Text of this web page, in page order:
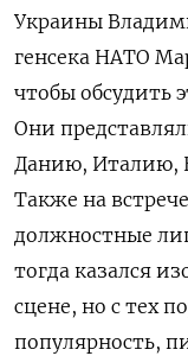
Украины
генсека НАТО
чтобы обсудить
Они
Данию, Италию,
Также на
должностные
тогда казался
сцене, но с тех
популярность,